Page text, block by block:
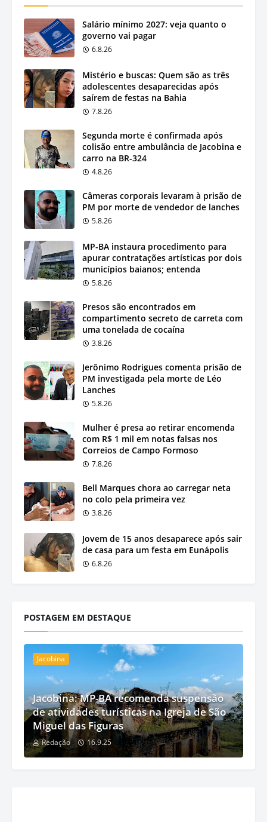
Salário mínimo 2027: veja quanto o
governo vai pagar
6.8.26
Mistério e buscas: Quem são as três
adolescentes desaparecidas após
saírem de festas na Bahia
7.8.26
Segunda morte é confirmada após
colisão entre ambulância de Jacobina e
carro na BR-324
4.8.26
Câmeras corporais levaram à prisão de
PM por morte de vendedor de lanches
5.8.26
MP-BA instaura procedimento para
apurar contratações artísticas por dois
municípios baianos; entenda
5.8.26
Presos são encontrados em
compartimento secreto de carreta com
uma tonelada de cocaína
3.8.26
Jerônimo Rodrigues comenta prisão de
PM investigada pela morte de Léo
Lanches
5.8.26
Mulher é presa ao retirar encomenda
com R$ 1 mil em notas falsas nos
Correios de Campo Formoso
7.8.26
Bell Marques chora ao carregar neta
no colo pela primeira vez
3.8.26
Jovem de 15 anos desaparece após sair
de casa para um festa em Eunápolis
6.8.26
POSTAGEM EM DESTAQUE
Jacobina
Jacobina: MP-BA recomenda suspensão
de atividades turísticas na Igreja de São
Miguel das Figuras
Redação 16.9.25